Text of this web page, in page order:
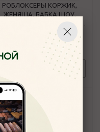
РОБЛОКСЕРЫ КОРЖИК,
ЖЕНЯША, БАБКА ШОУ,
MAGIC Пластиковое яйцо с
пуллером и зна
руб. /шт
Под заказ